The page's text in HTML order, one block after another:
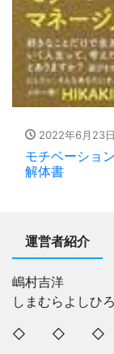
2022年6月23日
モチベーショ
解体書
運営者紹介
嶋村吉洋
しまむらよしひろ
◇ ◇